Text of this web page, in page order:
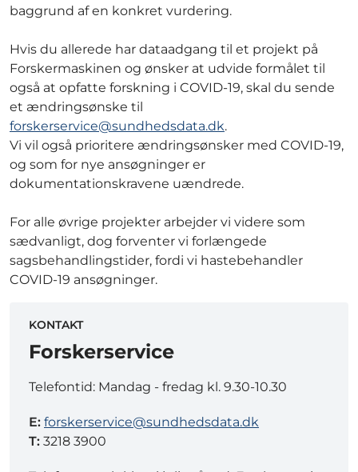
baggrund af en konkret vurdering.
Hvis du allerede har dataadgang til et projekt på
Forskermaskinen og ønsker at udvide formålet til
også at opfatte forskning i COVID-19, skal du sende
et ændringsønske til
forskerservice@sundhedsdata.dk.
Vi vil også prioritere ændringsønsker med COVID-19,
og som for nye ansøgninger er
dokumentationskravene uændrede.
For alle øvrige projekter arbejder vi videre som
sædvanligt, dog forventer vi forlængede
sagsbehandlingstider, fordi vi hastebehandler
COVID-19 ansøgninger.
KONTAKT
Forskerservice
Telefontid: Mandag - fredag kl. 9.30-10.30
E: forskerservice@sundhedsdata.dk
T: 3218 3900